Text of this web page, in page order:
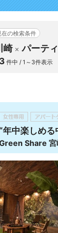
在の検索条件
崎 パーテ
3 件中 / 1～3件表示
“年中楽しめ
Share 宮